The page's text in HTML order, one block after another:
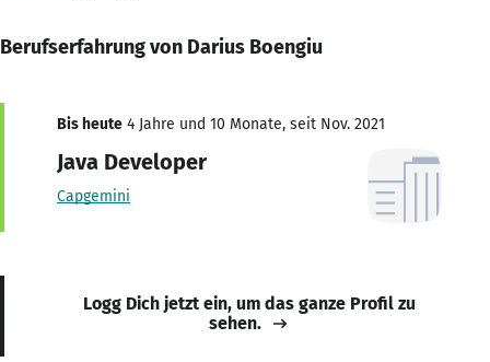
Berufserfahrung von Darius Boengiu
Bis heute 4 Jahre und 10 Monate, seit Nov. 2021
Java Developer
Capgemini
Logg Dich jetzt ein, um das ganze Profil zu
sehen.